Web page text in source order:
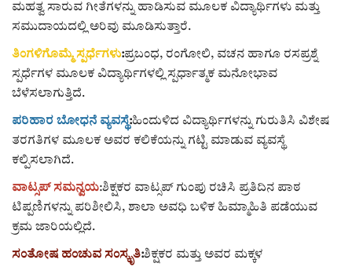
ಮಹತ್ವ ಸಾರುವ ಗೀತೆಗಳನ್ನು ಹಾಡಿಸುವ ಮೂಲಕ ವಿದ್ಯಾರ್ಥಿಗಳು ಮತ್ತು
ಸಮುದಾಯದಲ್ಲಿ ಅರಿವು ಮೂಡಿಸುತ್ತಾರೆ.
ತಿಂಗಳಿಗೊಮ್ಮೆ ಸ್ಪರ್ಧೆಗಳು:ಪ್ರಬಂಧ, ರಂಗೋಲಿ, ವಚನ ಹಾಗೂ ರಸಪ್ರಶ್ನೆ
ಸ್ಪರ್ಧೆಗಳ ಮೂಲಕ ವಿದ್ಯಾರ್ಥಿಗಳಲ್ಲಿ ಸ್ಪರ್ಧಾತ್ಮಕ ಮನೋಭಾವ
ಬೆಳೆಸಲಾಗುತ್ತಿದೆ.
ಪರಿಹಾರ ಬೋಧನೆ ವ್ಯವಸ್ಥೆ:ಹಿಂದುಳಿದ ವಿದ್ಯಾರ್ಥಿಗಳನ್ನು ಗುರುತಿಸಿ ವಿಶೇಷ
ತರಗತಿಗಳ ಮೂಲಕ ಅವರ ಕಲಿಕೆಯನ್ನು ಗಟ್ಟಿ ಮಾಡುವ ವ್ಯವಸ್ಥೆ
ಕಲ್ಪಿಸಲಾಗಿದೆ.
ವಾಟ್ಸಪ್ ಸಮನ್ವಯ:ಶಿಕ್ಷಕರ ವಾಟ್ಸಪ್ ಗುಂಪು ರಚಿಸಿ ಪ್ರತಿದಿನ ಪಾಠ
ಟಿಪ್ಪಣಿಗಳನ್ನು ಪರಿಶೀಲಿಸಿ, ಶಾಲಾ ಅವಧಿ ಬಳಿಕ ಹಿಮ್ಮಾಹಿತಿ ಪಡೆಯುವ
ಕ್ರಮ ಜಾರಿಯಲ್ಲಿದೆ.
ಸಂತೋಷ ಹಂಚುವ ಸಂಸ್ಕೃತಿ:ಶಿಕ್ಷಕರ ಮತ್ತು ಅವರ ಮಕ್ಕಳ